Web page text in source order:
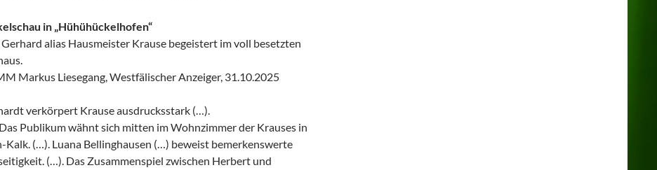
in „Hühühückelhofen“
Gerhard alias Hausmeister Krause begeistert im voll besetzten
Markus Liesegang, Westfälischer Anzeiger, 31.10.2025
verkörpert Krause ausdrucksstark (…).
Publikum wähnt sich mitten im Wohnzimmer der Krauses in
Kalk. (…). Luana Bellinghausen (…) beweist bemerkenswerte
(…). Das Zusammenspiel zwischen Herbert und